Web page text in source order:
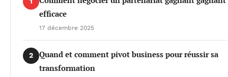
efficace
17 décembre 2025
2
Quand et comment pivot business pour réussir sa
transformation